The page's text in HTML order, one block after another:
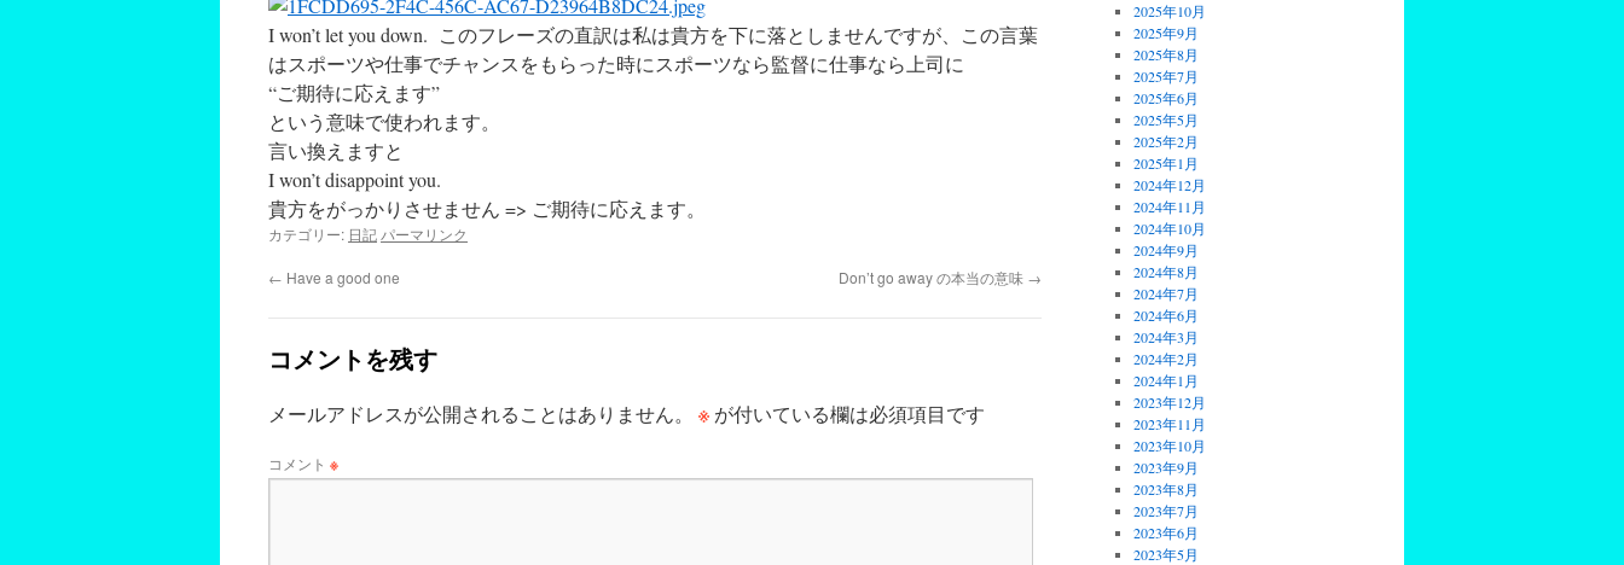
I won’t let you down. このフレーズの直訳は私は貴方を下に落としませんですが、この言葉
はスポーツや仕事でチャンスをもらった時にスポーツなら監督に仕事なら上司に
“ご期待に応えます”
という意味で使われます。
言い換えますと
I won’t disappoint you.
貴方をがっかりさせません => ご期待に応えます。
カテゴリー: 日記 パーマリンク
← Have a good one Don’t go away の本当の意味 →
コメントを残す
メールアドレスが公開されることはありません。 ※ が付いている欄は必須項目です
コメント ※
2025年10月
2025年9月
2025年8月
2025年7月
2025年6月
2025年5月
2025年2月
2025年1月
2024年12月
2024年11月
2024年10月
2024年9月
2024年8月
2024年7月
2024年6月
2024年3月
2024年2月
2024年1月
2023年12月
2023年11月
2023年10月
2023年9月
2023年8月
2023年7月
2023年6月
2023年5月